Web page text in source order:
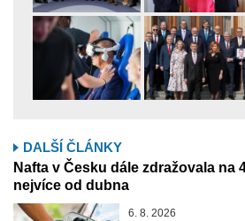
DALŠÍ ČLÁNKY
Nafta v Česku dále zdražovala na
nejvíce od dubna
6. 8. 2026